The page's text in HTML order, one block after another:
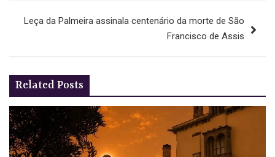
Leça da Palmeira assinala centenário da morte de São
Francisco de Assis
Related Posts